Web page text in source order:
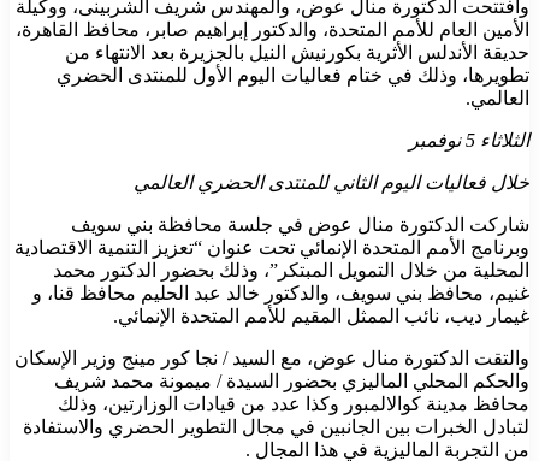
وافتتحت الدكتورة منال عوض، والمهندس شريف الشربينى، ووكيلة
الأمين العام للأمم المتحدة، والدكتور إبراهيم صابر، محافظ القاهرة،
حديقة الأندلس الأثرية بكورنيش النيل بالجزيرة بعد الانتهاء من
تطويرها، وذلك في ختام فعاليات اليوم الأول للمنتدى الحضري
العالمي.
الثلاثاء 5 نوفمبر
خلال فعاليات اليوم الثاني للمنتدى الحضري العالمي
شاركت الدكتورة منال عوض في جلسة محافظة بني سويف
وبرنامج الأمم المتحدة الإنمائي تحت عنوان “تعزيز التنمية الاقتصادية
المحلية من خلال التمويل المبتكر”، وذلك بحضور الدكتور محمد
غنيم، محافظ بني سويف، والدكتور خالد عبد الحليم محافظ قنا، و
غيمار ديب، نائب الممثل المقيم للأمم المتحدة الإنمائي.
والتقت الدكتورة منال عوض، مع السيد / نجا كور مينج وزير الإسكان
والحكم المحلي الماليزي بحضور السيدة / ميمونة محمد شريف
محافظ مدينة كوالالمبور وكذا عدد من قيادات الوزارتين، وذلك
لتبادل الخبرات بين الجانبين في مجال التطوير الحضري والاستفادة
من التجربة الماليزية في هذا المجال .